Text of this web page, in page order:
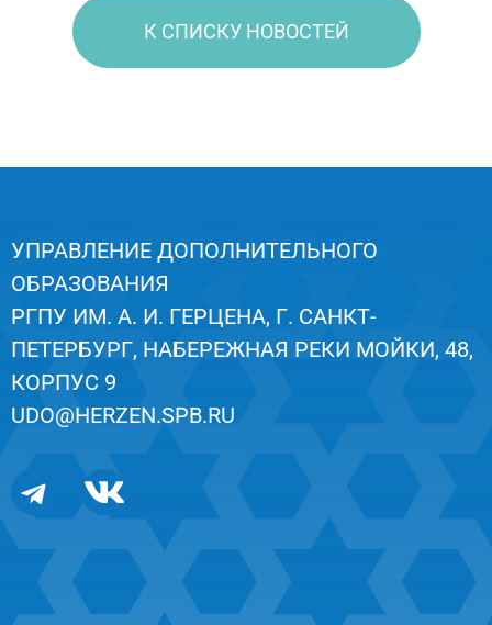
К СПИСКУ НОВОСТЕЙ
УПРАВЛЕНИЕ ДОПОЛНИТЕЛЬНОГО
ОБРАЗОВАНИЯ
РГПУ ИМ. А. И. ГЕРЦЕНА, Г. САНКТ-
ПЕТЕРБУРГ, НАБЕРЕЖНАЯ РЕКИ МОЙКИ, 48,
КОРПУС 9
UDO@HERZEN.SPB.RU